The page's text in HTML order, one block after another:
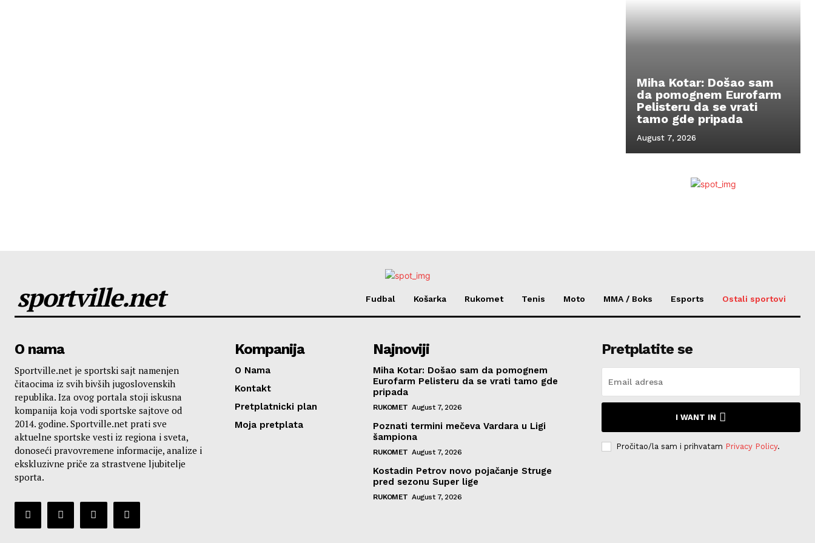
Miha Kotar: Došao sam
da pomognem Eurofarm
Pelisteru da se vrati
tamo gde pripada
August 7, 2026
sportville.net Fudbal Košarka Rukomet Tenis Moto MMA / Boks Esports Ostali sportovi
O nama
Sportville.net je sportski sajt namenjen
čitaocima iz svih bivših jugoslovenskih
republika. Iza ovog portala stoji iskusna
kompanija koja vodi sportske sajtove od
2014. godine. Sportville.net prati sve
aktuelne sportske vesti iz regiona i sveta,
donoseći pravovremene informacije, analize i
ekskluzivne priče za strastvene ljubitelje
sporta.
Kompanija
O Nama
Kontakt
Pretplatnicki plan
Moja pretplata
Najnoviji
Miha Kotar: Došao sam da pomognem
Eurofarm Pelisteru da se vrati tamo gde
pripada
RUKOMET August 7, 2026
Poznati termini mečeva Vardara u Ligi
šampiona
RUKOMET August 7, 2026
Kostadin Petrov novo pojačanje Struge
pred sezonu Super lige
RUKOMET August 7, 2026
Pretplatite se
I WANT IN
Pročitao/la sam i prihvatam Privacy Policy.